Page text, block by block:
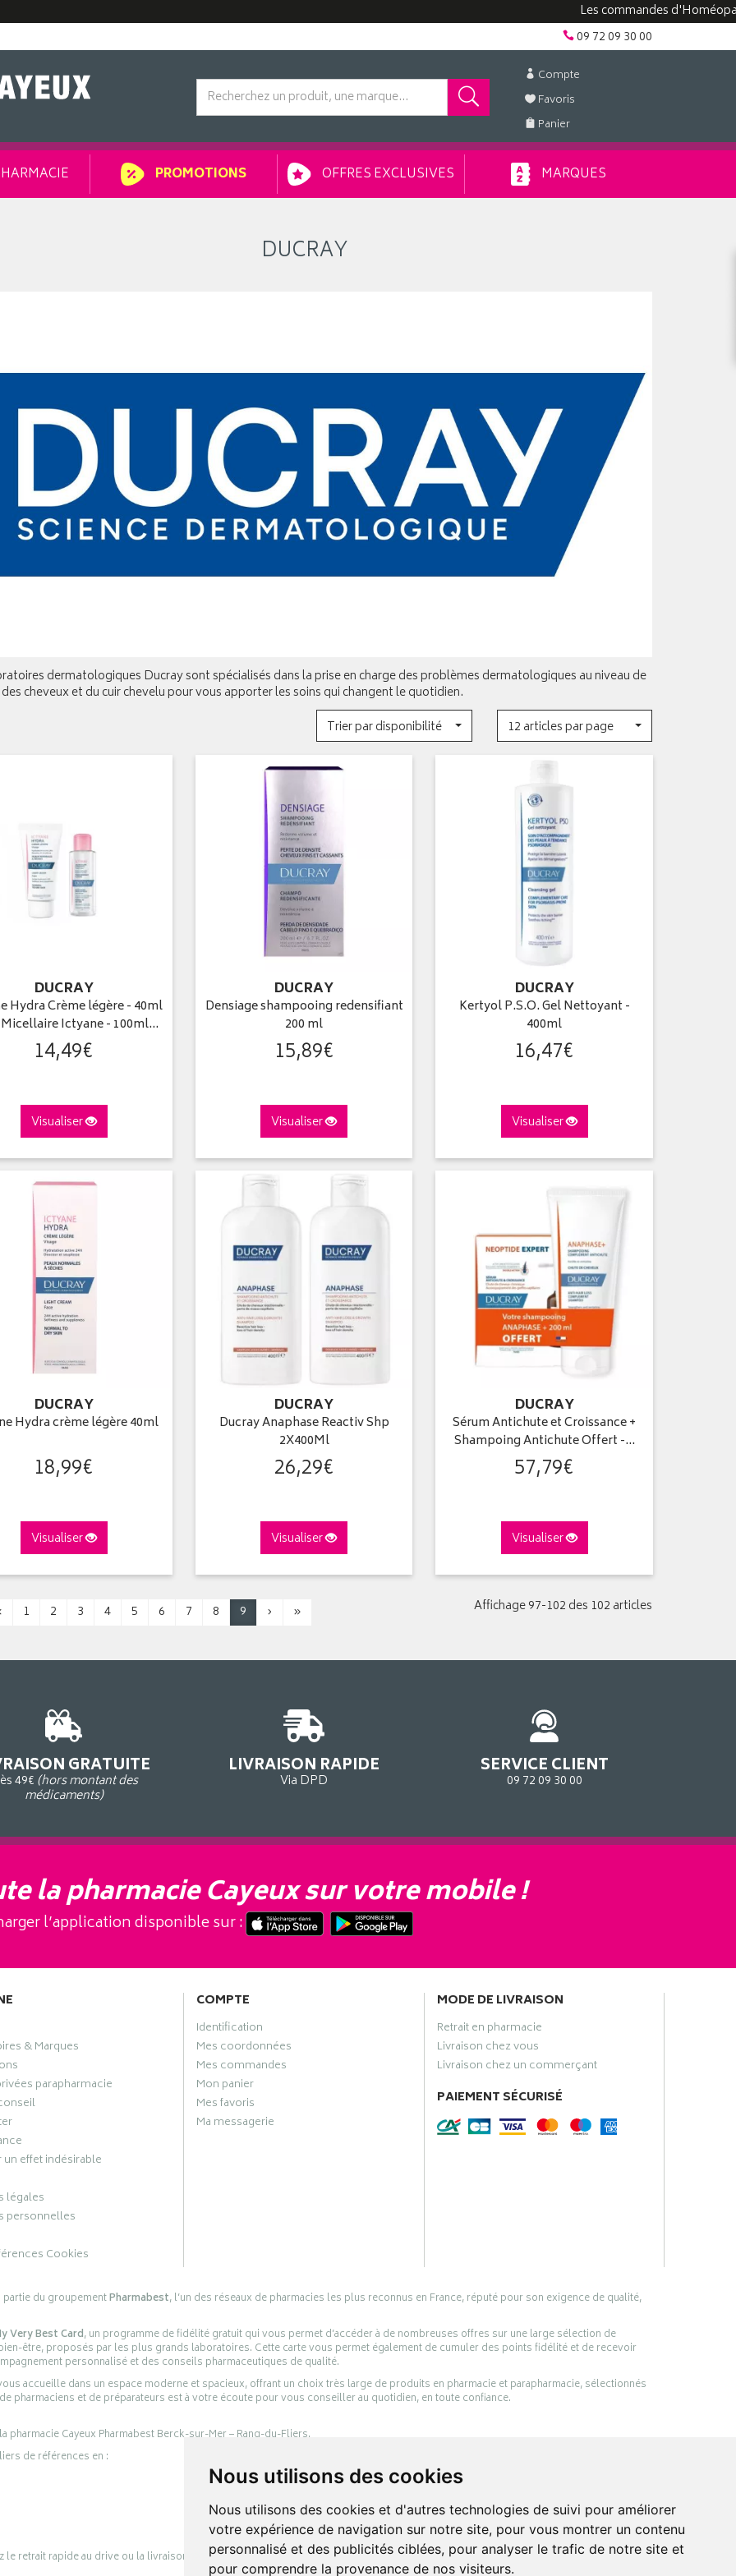
Nous utilisons des cookies
Nous utilisons des cookies et d'autres technologies de suivi pour améliorer
votre expérience de navigation sur notre site, pour vous montrer un contenu
personnalisé et des publicités ciblées, pour analyser le trafic de notre site et
pour comprendre la provenance de nos visiteurs.
Les commandes
09 72 09 30 00
Compte
Favoris
Panier
PROMOTIONS OFFRES EXCLUSIVES MARQUES
DUCRAY
dermatologiques Ducray sont spécialisés dans la prise en charge des problèmes dermatologiques au niveau de
cheveux et du cuir chevelu pour vous apporter les soins qui changent le quotidien.
Trier par disponibilité
12 articles par page
DUCRAY
Hydra Crème légère - 40ml
Micellaire Ictyane - 100ml…
14,49€
Visualiser
DUCRAY
Densiage shampooing redensifiant
200 ml
15,89€
Visualiser
DUCRAY
Kertyol P.S.O. Gel Nettoyant -
400ml
16,47€
Visualiser
DUCRAY
Hydra crème légère 40ml
18,99€
Visualiser
DUCRAY
Ducray Anaphase Reactiv Shp
2X400Ml
26,29€
Visualiser
DUCRAY
Sérum Antichute et Croissance +
Shampoing Antichute Offert -…
57,79€
Visualiser
1 2 3 4 5 6 7 8 9 › » Affichage 97-102 des 102 articles
GRATUITE
49€(hors montant des
médicaments)
LIVRAISON RAPIDE
Via DPD
SERVICE CLIENT
09 72 09 30 00
la pharmacie Cayeux sur votre mobile !
l’application disponible sur :
& Marques
parapharmacie
effet indésirable
légales
personnelles
Cookies
COMPTE
Identification
Mes coordonnées
Mes commandes
Mon panier
Mes favoris
Ma messagerie
MODE DE LIVRAISON
Retrait en pharmacie
Livraison chez vous
Livraison chez un commerçant
PAIEMENT SÉCURISÉ
du groupementPharmabest, l’un des réseaux de pharmacies les plus reconnus en France, réputé pour son exigence de qualité,
Very Best Card, un programme de fidélité gratuit qui vous permet d’accéder à de nombreuses offres sur une large sélection de
être, proposés par les plus grands laboratoires. Cette carte vous permet également de cumuler des points fidélité et de recevoir
personnalisé et des conseils pharmaceutiques de qualité.
accueille dans un espace moderne et spacieux, offrant un choix très large de produits en pharmacie et parapharmacie, sélectionnés
pharmaciens et de préparateurs est à votre écoute pour vous conseiller au quotidien, en toute confiance.
Cayeux Pharmabest Berck-sur-Mer – Rang-du-Fliers.
de références en :
retrait rapide au drive ou la livraison à domicile, en toute simplicité.